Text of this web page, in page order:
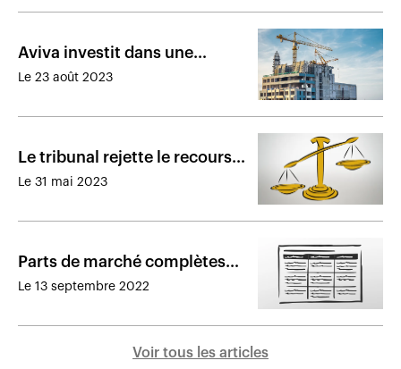
Aviva investit dans une
solution qui aide les acheteurs
Le 23 août 2023
Le tribunal rejette le recours
d’une assurée contre Aviva
Le 31 mai 2023
Parts de marché complètes
des assureurs directs présents
Le 13 septembre 2022
Voir tous les articles